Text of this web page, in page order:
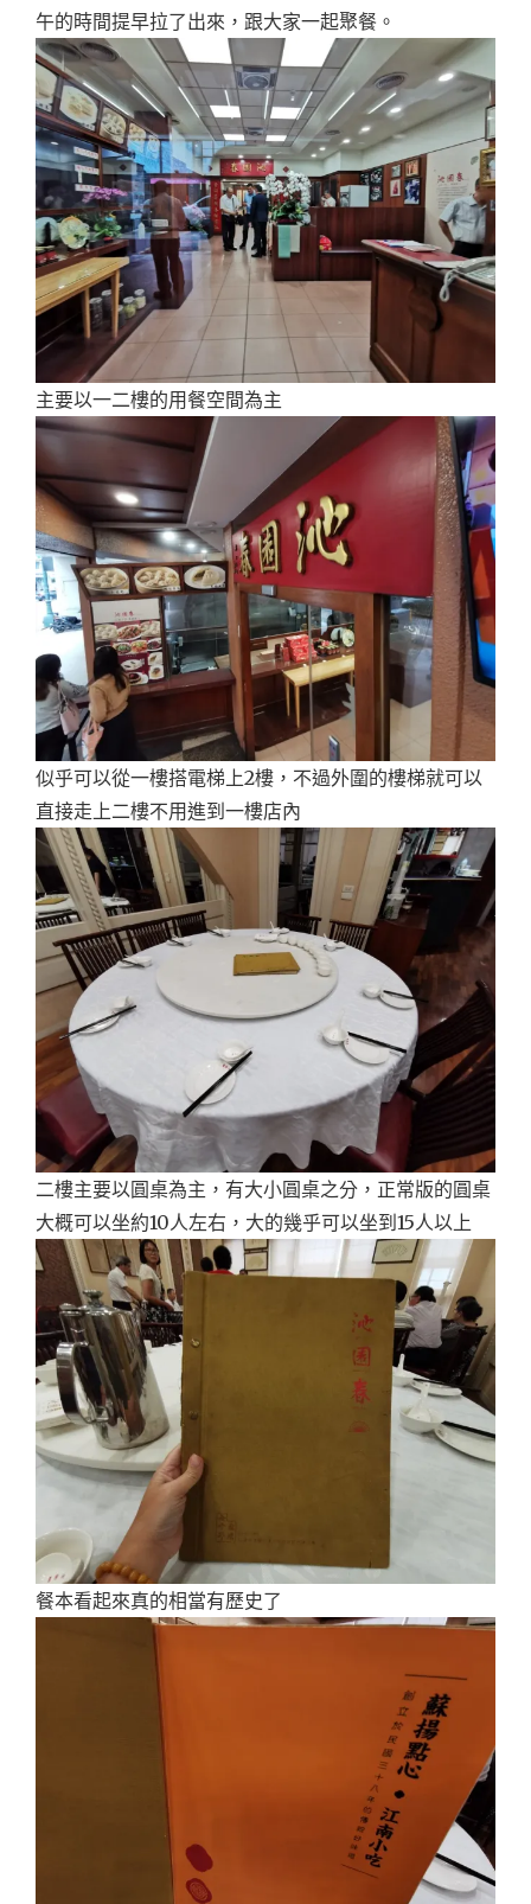
午的時間提早拉了出來，跟大家一起聚餐。
主要以一二樓的用餐空間為主
似乎可以從一樓搭電梯上2樓，不過外圍的樓梯就可以
直接走上二樓不用進到一樓店內
二樓主要以圓桌為主，有大小圓桌之分，正常版的圓桌
大概可以坐約10人左右，大的幾乎可以坐到15人以上
餐本看起來真的相當有歷史了